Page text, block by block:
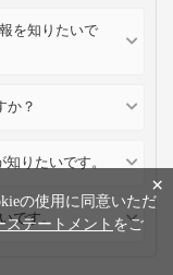
を知りたいで
か？
りたいです。
です。
×
の使用に同意いただ
ステートメント をご